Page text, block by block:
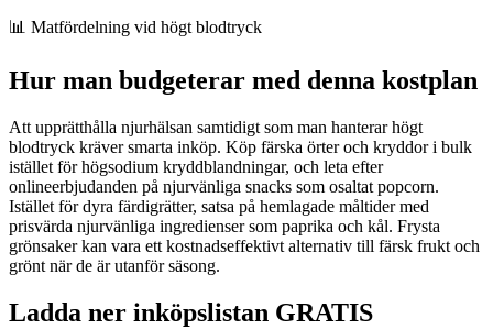
📊 Matfördelning vid högt blodtryck
Hur man budgeterar med denna kostplan
Att upprätthålla njurhälsan samtidigt som man hanterar högt
blodtryck kräver smarta inköp. Köp färska örter och kryddor i bulk
istället för högsodium kryddblandningar, och leta efter
onlineerbjudanden på njurvänliga snacks som osaltat popcorn.
Istället för dyra färdigrätter, satsa på hemlagade måltider med
prisvärda njurvänliga ingredienser som paprika och kål. Frysta
grönsaker kan vara ett kostnadseffektivt alternativ till färsk frukt och
grönt när de är utanför säsong.
Ladda ner inköpslistan GRATIS